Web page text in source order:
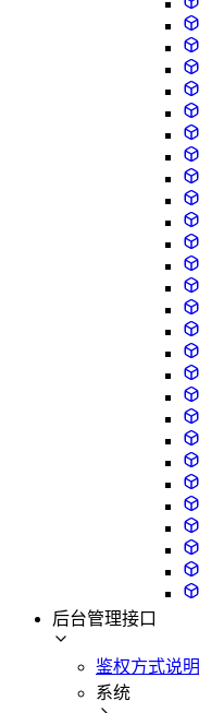
后台管理接口
鉴权方式说明
系统